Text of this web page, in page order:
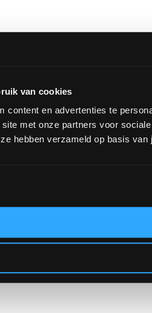
van cookies
content en advertenties te
met onze partners voor
hebben verzameld op basis van